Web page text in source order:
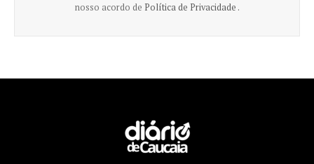
nosso acordo de Política de Privacidade .